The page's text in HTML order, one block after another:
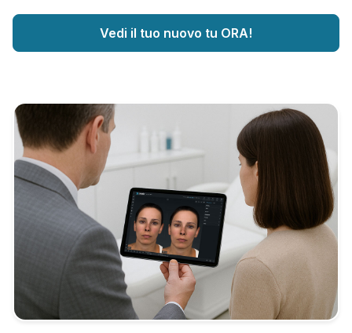
Vedi il tuo nuovo tu ORA!